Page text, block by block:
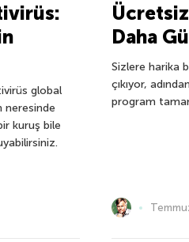
global
neresinde
kuruş bile
Daha
Sizlere harika
çıkıyor,
program